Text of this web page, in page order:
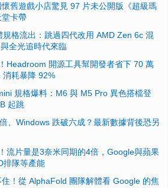
舊遊戲小店驚見 97 片未公開版《超級瑪
卡帶
格流出：跳過四代改用 AMD Zen 6c 混
全光追時代來臨
Headroom 開源工具幫開發者省下 70 萬
消耗暴降 92%
規格爆料：M6 與 M5 Pro 異色搭檔登
起跳
、Windows 跌破六成？最新數據背後恐另
流片量是3奈米同期的4倍，Google與蘋果
排隊等產能
！從 AlphaFold 團隊解體看 Google 的焦